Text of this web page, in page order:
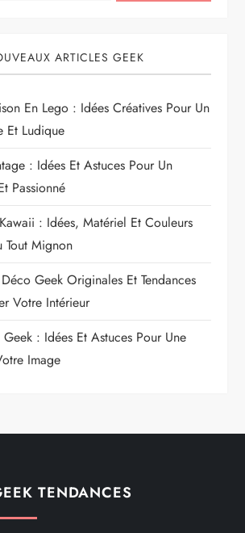
ARTICLES GEEK
En Lego : Idées Créatives Pour Un
Et Ludique
: Idées Et Astuces Pour Un
Passionné
: Idées, Matériel Et Couleurs
Tout Mignon
Geek Originales Et Tendances
Votre Intérieur
: Idées Et Astuces Pour Une
Image
TENDANCES